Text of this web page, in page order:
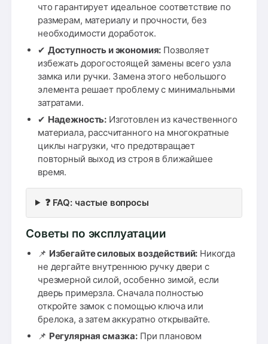
что гарантирует идеальное соответствие по
размерам, материалу и прочности, без
необходимости доработок.
✔ Доступность и экономия: Позволяет
избежать дорогостоящей замены всего узла
замка или ручки. Замена этого небольшого
элемента решает проблему с минимальными
затратами.
✔ Надежность: Изготовлен из качественного
материала, рассчитанного на многократные
циклы нагрузки, что предотвращает
повторный выход из строя в ближайшее
время.
❓ FAQ: частые вопросы
Советы по эксплуатации
📌 Избегайте силовых воздействий: Никогда
не дергайте внутреннюю ручку двери с
чрезмерной силой, особенно зимой, если
дверь примерзла. Сначала полностью
откройте замок с помощью ключа или
брелока, а затем аккуратно открывайте.
📌 Регулярная смазка: При плановом